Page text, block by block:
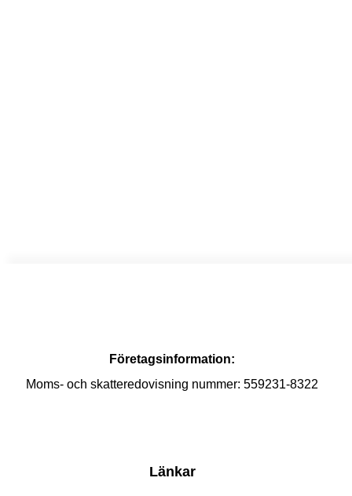
Företagsinformation:
Moms- och skatteredovisning nummer: 559231-8322
Länkar